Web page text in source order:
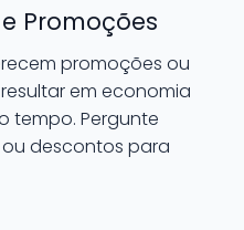
Promoções
promoções ou
em economia
tempo. Pergunte
descontos para